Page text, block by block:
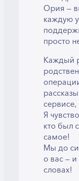
Ория —
каждую
просто
Каждый
Я
кто был
самое!
Мы до
о вас —
словах!